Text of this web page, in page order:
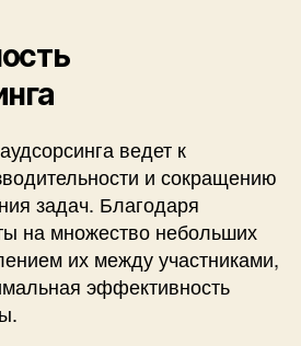
ведет к
и сокращению
задач. Благодаря
на множество небольших
их между участниками,
эффективность